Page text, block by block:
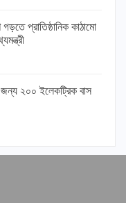
প্রাতিষ্ঠানিক কাঠামো
জন্য ২০০ ইলেকট্রিক বাস